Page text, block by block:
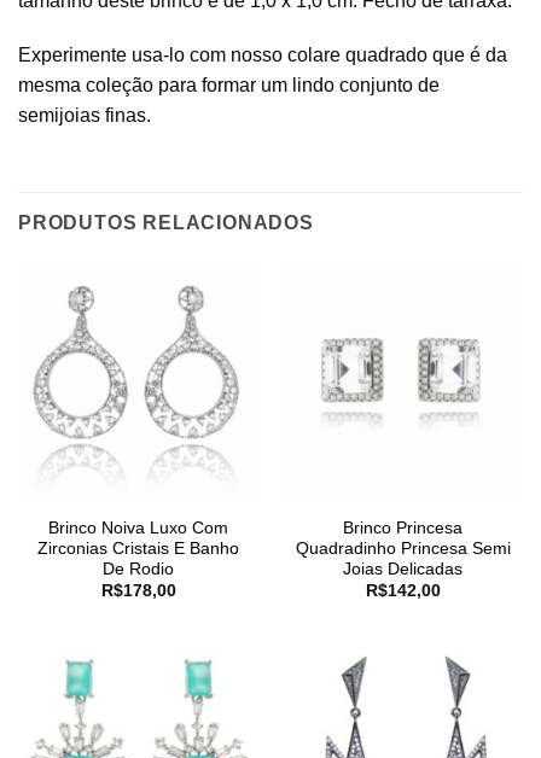
Experimente usa-lo com nosso colare quadrado que é da
mesma coleção para formar um lindo conjunto de
semijoias finas.
PRODUTOS RELACIONADOS
Brinco Noiva Luxo Com
Zirconias Cristais E Banho
De Rodio
R$178,00
Brinco Princesa
Quadradinho Princesa Semi
Joias Delicadas
R$142,00